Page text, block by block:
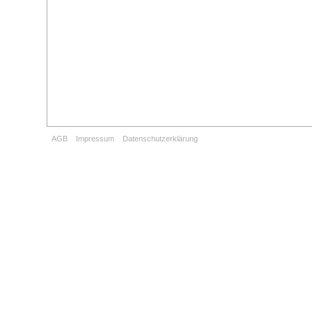
AGB Impressum Datenschutzerklärung